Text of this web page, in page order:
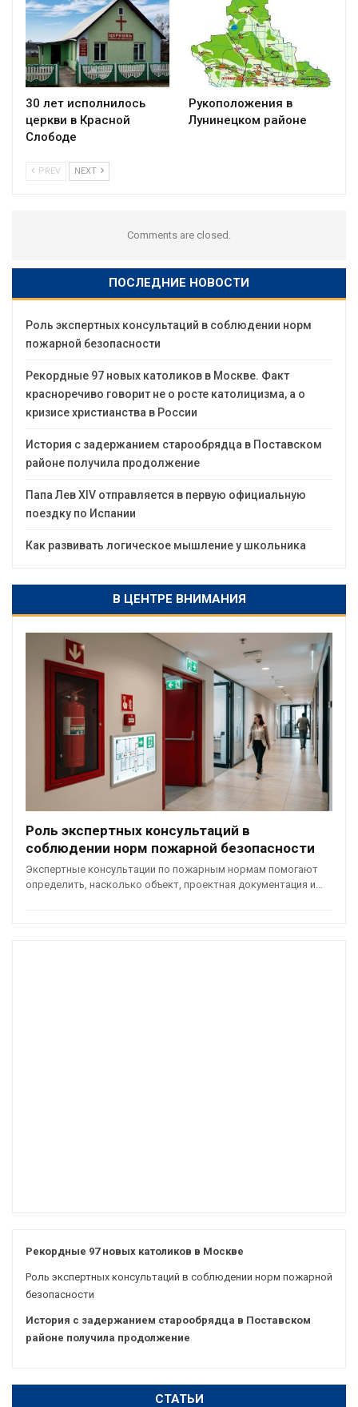
30 лет исполнилось
церкви в Красной
Слободе
Рукоположения в
Лунинецком районе
PREV NEXT
Comments are closed.
ПОСЛЕДНИЕ НОВОСТИ
Роль экспертных консультаций в соблюдении норм
пожарной безопасности
Рекордные 97 новых католиков в Москве. Факт
красноречиво говорит не о росте католицизма, а о
кризисе христианства в России
История с задержанием старообрядца в Поставском
районе получила продолжение
Папа Лев XIV отправляется в первую официальную
поездку по Испании
Как развивать логическое мышление у школьника
В ЦЕНТРЕ ВНИМАНИЯ
Роль экспертных консультаций в
соблюдении норм пожарной безопасности
Экспертные консультации по пожарным нормам помогают
определить, насколько объект, проектная документация и…
Рекордные 97 новых католиков в Москве
Роль экспертных консультаций в соблюдении норм пожарной
безопасности
История с задержанием старообрядца в Поставском
районе получила продолжение
СТАТЬИ